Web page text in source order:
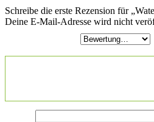
Schreibe die erste Rezension für
Deine E-Mail-Adresse wird nicht